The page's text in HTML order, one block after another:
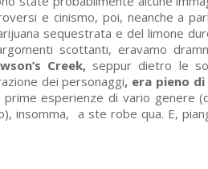
e cinismo, poi, neanche a
sequestrata e del limone
scottanti, eravamo
Creek,seppur dietro le
dei personaggi, era pieno
prime esperienze di vario genere
insomma, a ste robe qua. E,